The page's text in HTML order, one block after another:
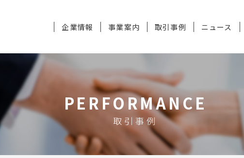
企業情報 事業案内 取引事例 ニュース
PERFORMANCE
取引事例